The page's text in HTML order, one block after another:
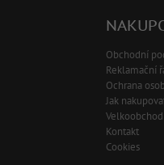
Obchodní
Reklamační
Ochrana
Jak
Velkoobchod
Kontakt
Cookies